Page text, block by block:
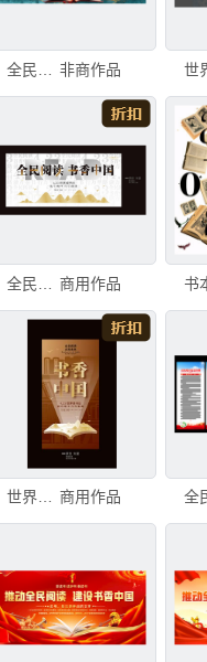
非商作品
商用作品
世界读书日 商用作品